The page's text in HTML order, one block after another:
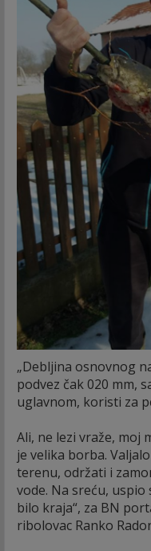
„Debljina osnovnog
podvez čak 020 mm,
uglavnom, koristi za
Ali, ne lezi vraže, moj
je velika borba.
terenu, održati i
vode. Na sreću,
bilo kraja“, za BN
ribolovac Ranko